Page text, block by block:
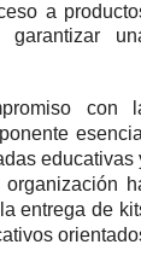
a
garantizar
con
educativas
entrega de